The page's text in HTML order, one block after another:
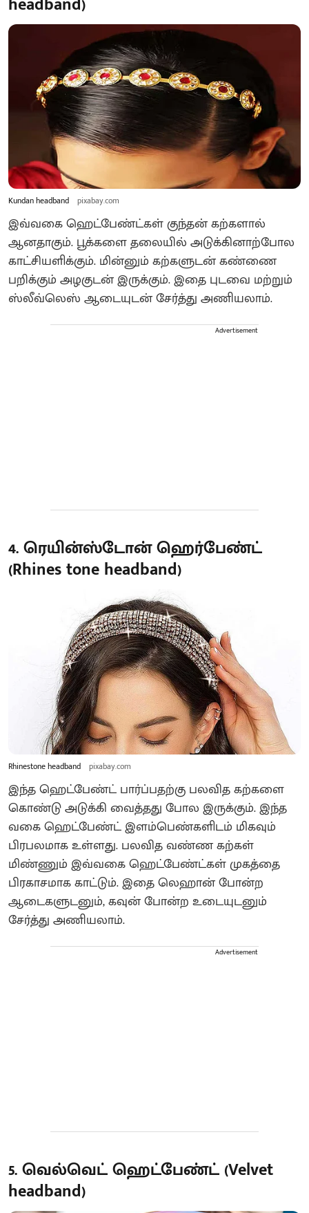
Kundan headband pixabay.com
இவ்வகை ஹெட்பேண்ட்கள் குந்தன் கற்களால்
ஆனதாகும். பூக்களை தலையில் அடுக்கினாற்போல
காட்சியளிக்கும். மின்னும் கற்களுடன் கண்ணை
பறிக்கும் அழகுடன் இருக்கும். இதை புடவை மற்றும்
ஸ்லீவ்லெஸ் ஆடையுடன் சேர்த்து அணியலாம்.
Advertisement
4. ரெயின்ஸ்டோன் ஹெர்பேண்ட்
(Rhines tone headband)
Rhinestone headband pixabay.com
இந்த ஹெட்பேண்ட் பார்ப்பதற்கு பலவித கற்களை
கொண்டு அடுக்கி வைத்தது போல இருக்கும். இந்த
வகை ஹெட்பேண்ட் இளம்பெண்களிடம் மிகவும்
பிரபலமாக உள்ளது. பலவித வண்ண கற்கள்
மிண்ணும் இவ்வகை ஹெட்பேண்ட்கள் முகத்தை
பிரகாசமாக காட்டும். இதை லெஹான் போன்ற
ஆடைகளுடனும், கவுன் போன்ற உடையுடனும்
சேர்த்து அணியலாம்.
Advertisement
5. வெல்வெட் ஹெட்பேண்ட் (Velvet
headband)